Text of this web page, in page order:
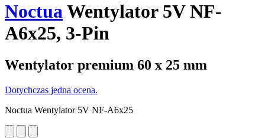
NoctuaWentylator 5V NF-
A6x25, 3-Pin
Wentylator premium 60 x 25 mm
Dotychczas jedna ocena.
Noctua Wentylator 5V NF-A6x25